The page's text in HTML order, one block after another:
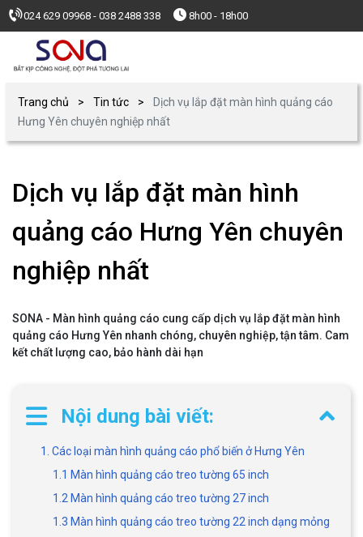
024 629 09968 - 038 2488 338 8h00 - 18h00
Trang chủ Tin tức
Dịch vụ lắp đặt màn hình quảng cáo
Hưng Yên chuyên nghiệp nhất
Dịch vụ lắp đặt màn hình
quảng cáo Hưng Yên chuyên
nghiệp nhất
SONA - Màn hình quảng cáo cung cấp dịch vụ lắp đặt màn hình
quảng cáo Hưng Yên nhanh chóng, chuyên nghiệp, tận tâm. Cam
kết chất lượng cao, bảo hành dài hạn
Nội dung bài viết:
1. Các loại màn hình quảng cáo phổ biến ở Hưng Yên
1.1 Màn hình quảng cáo treo tường 65 inch
1.2 Màn hình quảng cáo treo tường 27 inch
1.3 Màn hình quảng cáo treo tường 22 inch dạng mỏng